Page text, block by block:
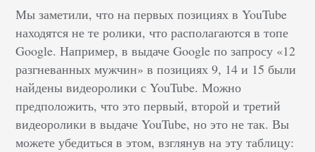
Мы заметили, что на первых позициях в YouTube
находятся не те ролики, что располагаются в топе
Google. Например, в выдаче Google по запросу «12
разгневанных мужчин» в позициях 9, 14 и 15 были
найдены видеоролики с YouTube. Можно
предположить, что это первый, второй и третий
видеоролики в выдаче YouTube, но это не так. Вы
можете убедиться в этом, взглянув на эту таблицу: